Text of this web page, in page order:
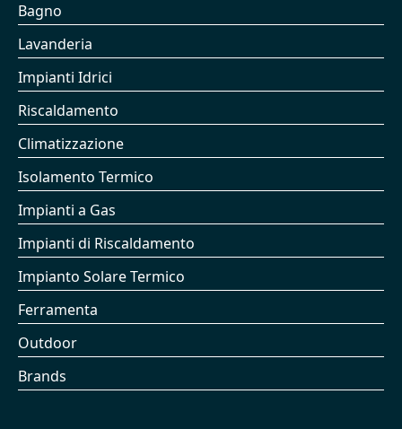
Bagno
Lavanderia
Impianti Idrici
Riscaldamento
Climatizzazione
Isolamento Termico
Impianti a Gas
Impianti di Riscaldamento
Impianto Solare Termico
Ferramenta
Outdoor
Brands